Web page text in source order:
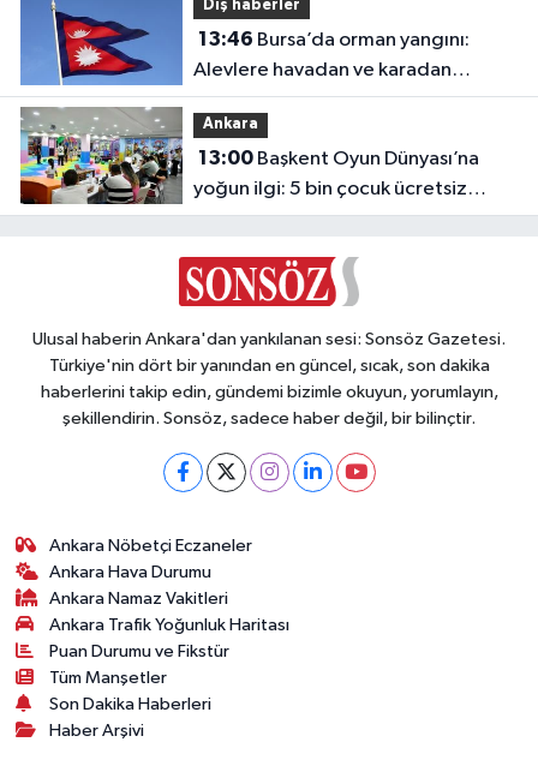
Dış haberler
13:46
Alevlere havadan ve karadan
müdahale
Ankara
13:00Başkent Oyun Dünyası’na
yoğun ilgi: 5 bin çocuk ücretsiz
yararlandı
Ulusal haberin Ankara'dan yankılanan sesi: Sonsöz Gazetesi.
Türkiye'nin dört bir yanından en güncel, sıcak, son dakika
haberlerini takip edin, gündemi bizimle okuyun, yorumlayın,
şekillendirin. Sonsöz, sadece haber değil, bir bilinçtir.
Ankara Nöbetçi Eczaneler
Ankara Hava Durumu
Ankara Namaz Vakitleri
Ankara Trafik Yoğunluk Haritası
Puan Durumu ve Fikstür
Tüm Manşetler
Son Dakika Haberleri
Haber Arşivi